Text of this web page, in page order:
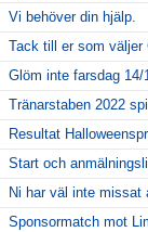
Vi behöver din hjälp.
Tack till er som väljer
Glöm inte farsdag 14/
Tränarstaben 2022
Resultat
Start och
Ni har väl inte missat
Sponsormatch mot